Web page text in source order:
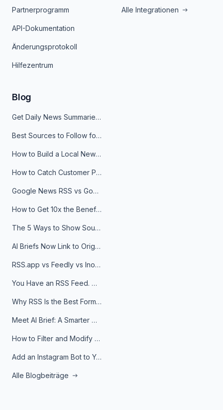
Partnerprogramm
API-Dokumentation
Änderungsprotokoll
Hilfezentrum
Alle Integrationen
Blog
Get Daily News Summaries About Any Topic in Telegram, Discord, Slack, and Email
Best Sources to Follow for Crypto News in Your Reader (2026)
How to Build a Local News Hub That Updates Itself
How to Catch Customer Problems Before They Become Support Tickets
Google News RSS vs Google Alerts: Which Is Better for News Monitoring?
How to Get 10x the Benefits of Google Alerts
The 5 Ways to Show Sources in Your AI Brief, And When to Use Each
AI Briefs Now Link to Original Sources. Here's Why It Matters
RSS.app vs Feedly vs Inoreader: Which One Is Actually Right for You?
You Have an RSS Feed. Now What?
Why RSS Is the Best Format for AI Agents in 2026
Meet AI Brief: A Smarter Way to Stay on Top of Information
How to Filter and Modify RSS Feeds
Add an Instagram Bot to Your Telegram Channel, Group, or Topic
Alle Blogbeiträge